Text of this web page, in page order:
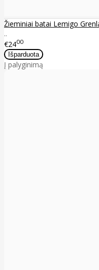
Žieminiai batai Lemigo
..
€2400
Į palyginimą